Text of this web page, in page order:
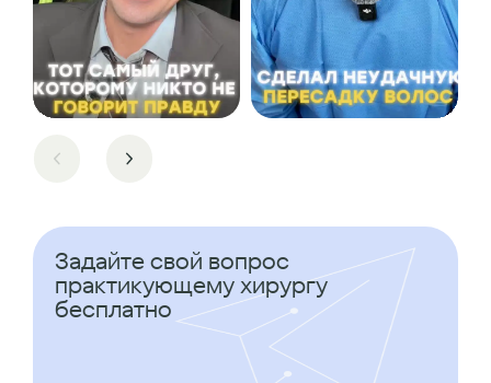
Задайте свой вопрос
практикующему хирургу
бесплатно